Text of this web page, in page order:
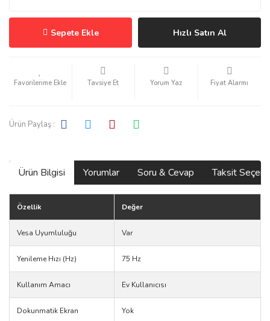
Sepete Ekle Hızlı Satın Al
Tavsiye Et Yorum Yaz Fiyat Alarmı
Ürün Paylaş :
Ürün Bilgisi Yorumlar Soru & Cevap Taksit
Özellik Değer
Vesa Uyumluluğu Var
Yenileme Hızı (Hz) 75 Hz
Kullanım Amacı Ev Kullanıcısı
Dokunmatik Ekran Yok